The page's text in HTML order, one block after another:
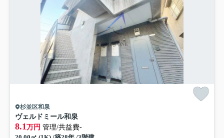
杉並区和泉
ヴェルドミール和泉
8.1万円 管理/共益費-